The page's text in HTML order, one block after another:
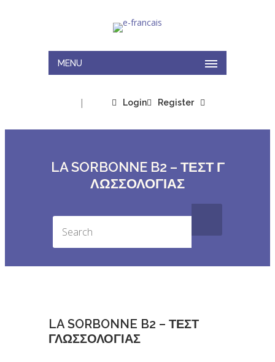
MENU
Login
| Register
LA SORBONNE B2 – ΤΕΣΤ Γ
ΛΩΣΣΟΛΟΓΙΑΣ
LA SORBONNE B2 – ΤΕΣΤ
ΓΛΩΣΣΟΛΟΓΙΑΣ